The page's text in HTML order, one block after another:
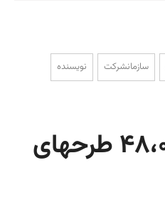
سازمانشرکت نویسنده
من صرف $ 48،000 طرحهای